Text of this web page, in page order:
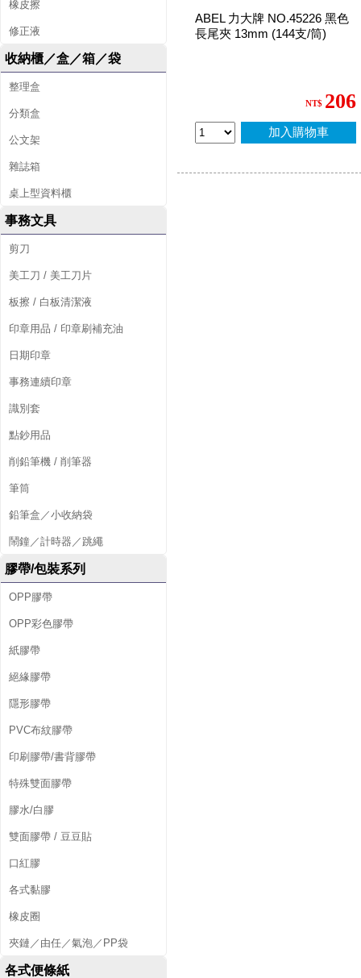
橡皮擦
修正液
收納櫃／盒／箱／袋
整理盒
分類盒
公文架
雜誌箱
桌上型資料櫃
事務文具
剪刀
美工刀 / 美工刀片
板擦 / 白板清潔液
印章用品 / 印章刷補充油
日期印章
事務連續印章
識別套
點鈔用品
削鉛筆機 / 削筆器
筆筒
鉛筆盒／小收納袋
鬧鐘／計時器／跳繩
膠帶/包裝系列
OPP膠帶
OPP彩色膠帶
紙膠帶
絕緣膠帶
隱形膠帶
PVC布紋膠帶
印刷膠帶/書背膠帶
特殊雙面膠帶
膠水/白膠
雙面膠帶 / 豆豆貼
口紅膠
各式黏膠
橡皮圈
夾鏈／由任／氣泡／PP袋
各式便條紙
ABEL 力大牌 NO.45226 黑色
長尾夾 13mm (144支/筒)
NT$ 206
加入購物車